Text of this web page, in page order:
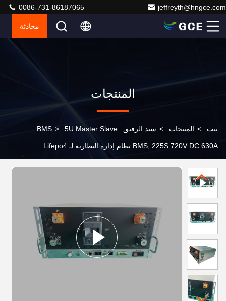
jeffreyth@hngce.com
0086-731-86187065
محادثة
المنتجات
بيت > المنتجات > سيد الرقيق BMS > 5U Master Slave
BMS, 225S 720V DC 630A نظام إدارة البطارية لـ Lifepo4